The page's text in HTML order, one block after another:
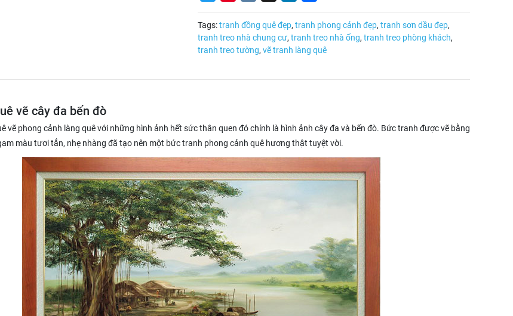
Tags:tranh đồng quê đẹp, tranh phong cảnh đẹp, tranh sơn dầu đẹp,
tranh treo nhà chung cư, tranh treo nhà ống, tranh treo phòng khách,
tranh treo tường, vẽ tranh làng quê
vẽ cây đa bến đò
vẽ phong cảnh làng quê với những hình ảnh hết sức thân quen đó chính là hình ảnh cây đa và bến đò. Bức tranh được vẽ bằng
màu tươi tắn, nhẹ nhàng đã tạo nên một bức tranh phong cảnh quê hương thật tuyệt vời.